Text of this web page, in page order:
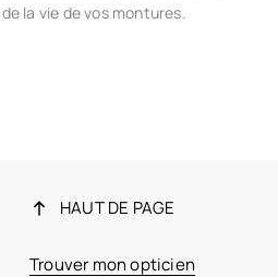
la vie de vos montures.
HAUT DE PAGE
Trouver mon opticien